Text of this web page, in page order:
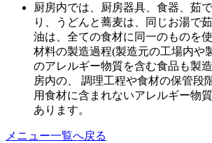
厨房内では、厨房器具、食器、茹
り、うどんと蕎麦は、同じお湯で
油は、全ての食材に同一のものを
材料の製造過程(製造元の工場内や
のアレルギー物質を含む食品も製
房内の、 調理工程や食材の保管段
用食材に含まれないアレルギー物
あります。
メニュー一覧へ戻る